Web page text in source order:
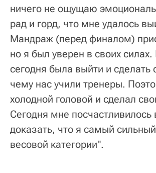
ничего не ощущаю
рад и горд, что мне удалось
Мандраж (перед финалом)
но я был уверен в своих
сегодня была выйти и сделать
чему нас учили тренеры.
холодной головой и сделал
Сегодня мне посчастливилось
доказать, что я самый
весовой категории".